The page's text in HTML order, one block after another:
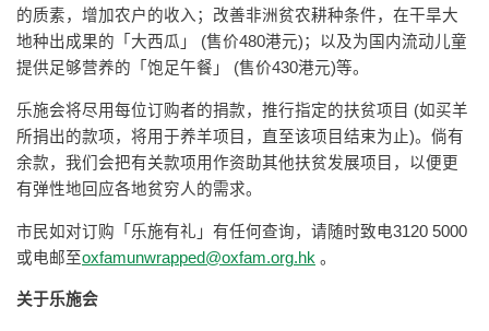
的质素，增加农户的收入；改善非洲贫农耕种条件，在干旱大
地种出成果的「大西瓜」 (售价480港元)；以及为国内流动儿童
提供足够营养的「饱足午餐」 (售价430港元)等。
乐施会将尽用每位订购者的捐款，推行指定的扶贫项目 (如买羊
所捐出的款项，将用于养羊项目，直至该项目结束为止)。倘有
余款，我们会把有关款项用作资助其他扶贫发展项目，以便更
有弹性地回应各地贫穷人的需求。
市民如对订购「乐施有礼」有任何查询，请随时致电3120 5000
或电邮至oxfamunwrapped@oxfam.org.hk 。
关于乐施会